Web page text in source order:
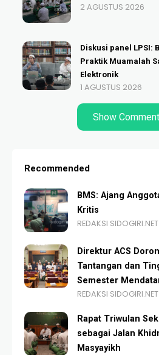
2 AGUSTUS 2026
Diskusi panel LPSI:
Praktik Muamalah
Elektronik
1 AGUSTUS 2026
Show
Recommended
BMS: Ajang
Kritis
REDAKSI SIDOGIRI.NET
Direktur ACS
Tantangan dan
Semester
REDAKSI SIDOGIRI.NET
Rapat Triwulan
sebagai Jalan
Masyayikh